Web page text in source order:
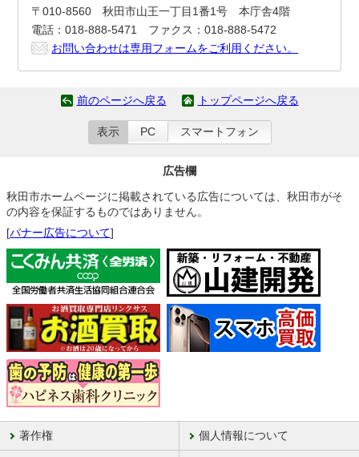
〒010-8560 秋田市山王一丁目1番1号 本庁舎4階
電話：018-888-5471 ファクス：018-888-5472
お問い合わせは専用フォームをご利用ください。
前のページへ戻る トップページへ戻る
表示 PC スマートフォン
広告欄
秋田市ホームページに掲載されている広告については、秋田市がそ
の内容を保証するものではありません。
[バナー広告について]
著作権 個人情報について